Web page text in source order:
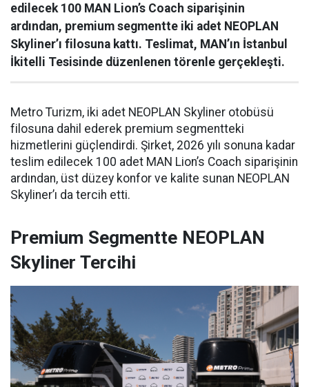
edilecek 100 MAN Lion’s Coach siparişinin
ardından, premium segmentte iki adet NEOPLAN
Skyliner’ı filosuna kattı. Teslimat, MAN’ın İstanbul
İkitelli Tesisinde düzenlenen törenle gerçekleşti.
Metro Turizm, iki adet NEOPLAN Skyliner otobüsü
filosuna dahil ederek premium segmentteki
hizmetlerini güçlendirdi. Şirket, 2026 yılı sonuna kadar
teslim edilecek 100 adet MAN Lion’s Coach siparişinin
ardından, üst düzey konfor ve kalite sunan NEOPLAN
Skyliner’ı da tercih etti.
Premium Segmentte NEOPLAN
Skyliner Tercihi